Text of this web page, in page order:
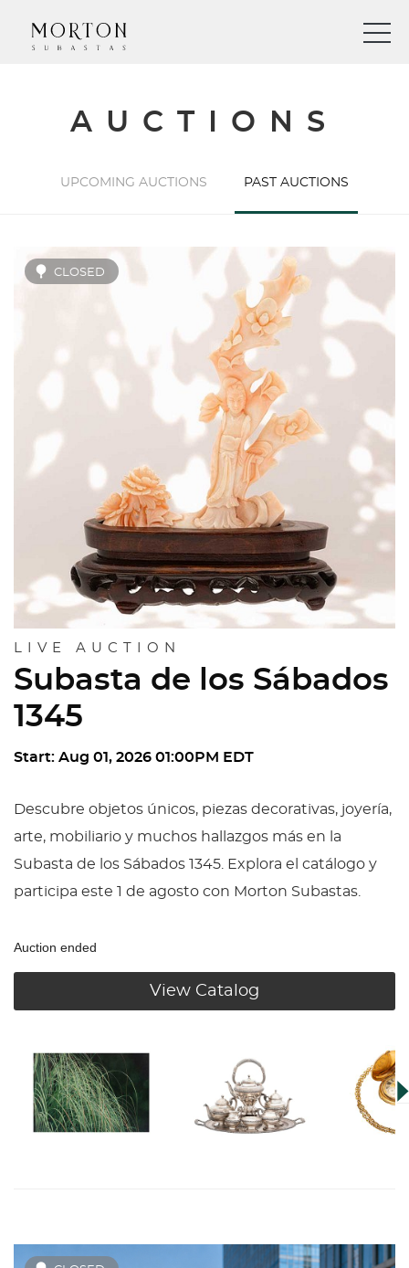
AUCTIONS
UPCOMING AUCTIONS PAST AUCTIONS
CLOSED
LIVE AUCTION
Subasta de los Sábados
1345
Start: Aug 01, 2026 01:00PM EDT
Descubre objetos únicos, piezas decorativas, joyería,
arte, mobiliario y muchos hallazgos más en la
Subasta de los Sábados 1345. Explora el catálogo y
participa este 1 de agosto con Morton Subastas.
Auction ended
View Catalog